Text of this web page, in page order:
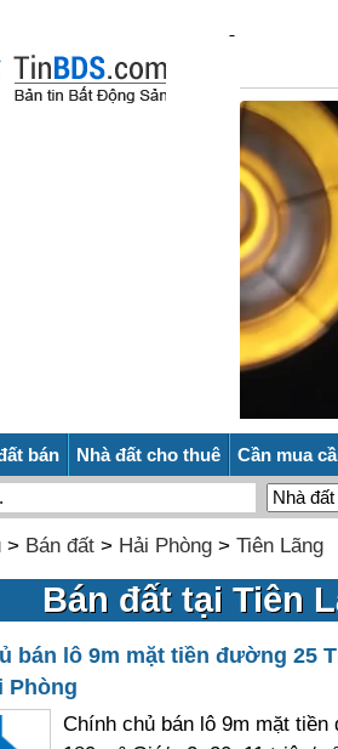
bán Nhà đất cho thuê Cần mua
> Bán đất> Hải Phòng> Tiên Lãng
Bán đất tại Tiên
bán lô 9m mặt tiền đường 25
Phòng
Chính chủ bán lô 9m mặt